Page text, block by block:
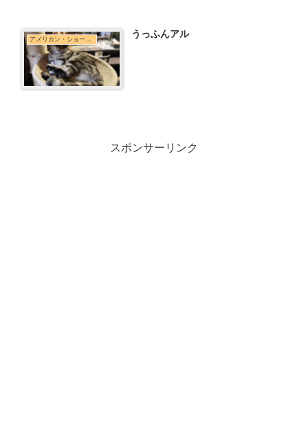
アメリカン・ショートヘア うっふんアル
スポンサーリンク